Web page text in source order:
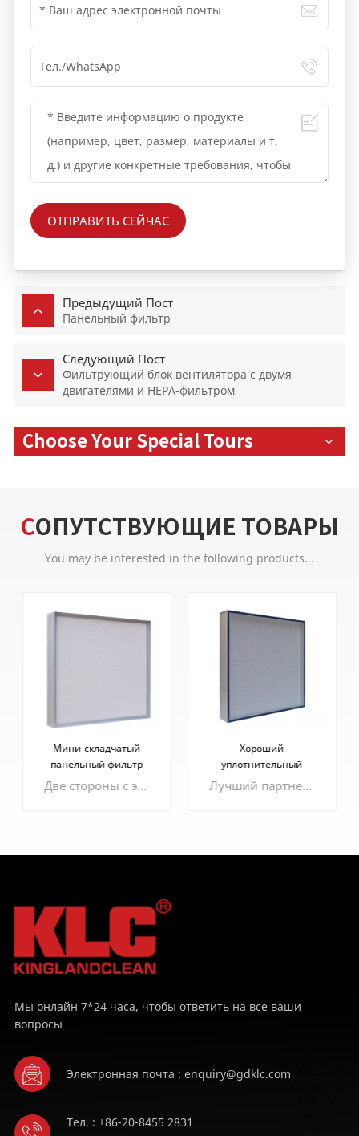
ОТПРАВИТЬ СЕЙЧАС
Предыдущий Пост
Панельный фильтр
Следующий Пост
Фильтрующий блок вентилятора с двумя
двигателями и HEPA-фильтром
Choose Your Special Tours
СОПУТСТВУЮЩИЕ ТОВАРЫ
You may be interested in the following products...
Мини-складчатый
панельный фильтр
HEPA с ножевой рамкой
Две стороны с эпоксидной лицевой защитой для защиты фильтрующего материала.
БОЛЬШЕ
Хороший
уплотнительный
гелевый мини-
складчатый фильтр
Лучший партнер ножевой рамы, более эффективная и действенная герметичность.
Мы онлайн 7*24 часа, чтобы ответить на все ваши
вопросы
Электронная почта : enquiry@gdklc.com
Тел. : +86-20-8455 2831